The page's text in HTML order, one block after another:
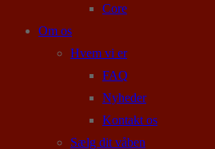
Core
Om os
Hvem vi er
FAQ
Nyheder
Kontakt os
Sælg dit våben